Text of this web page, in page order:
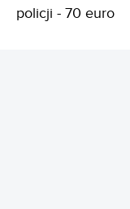
policji - 70 euro